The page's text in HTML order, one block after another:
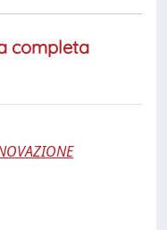
completa